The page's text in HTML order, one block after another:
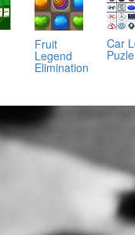
Fruit
Legend
Elimination
Car
Puzle